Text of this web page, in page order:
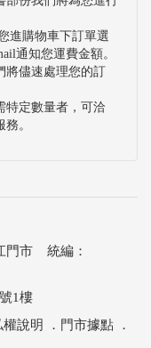
進購物車下訂單選
通知您運費金額。
將儘速處理您的訂
特定數量者，可洽
。
門市 統編：
1樓
權說明 ． 門市據點 ．